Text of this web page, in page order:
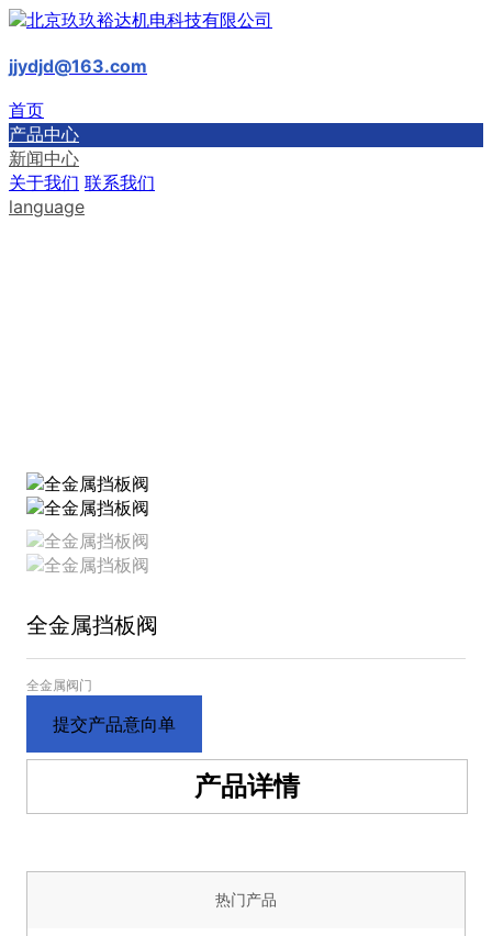
jjydjd@163.com
首页
产品中心
新闻中心
关于我们 联系我们
language
全金属挡板阀
全金属阀门
提交产品意向单
产品详情
热门产品